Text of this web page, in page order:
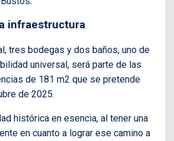
infraestructura
tres bodegas y dos baños, uno de
universal, será parte de las
de 181 m2 que se pretende
de 2025.
histórica en esencia, al tener una
en cuanto a lograr ese camino a